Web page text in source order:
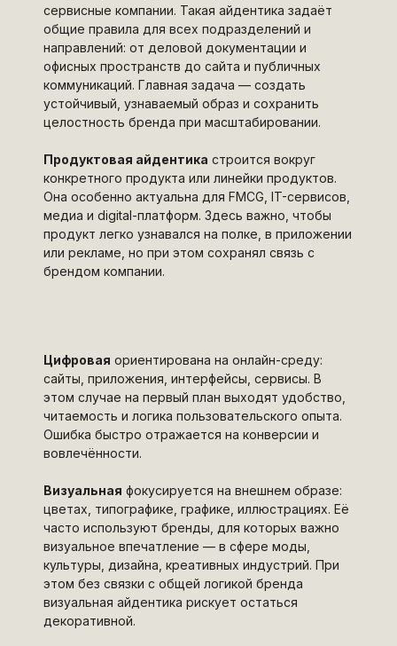
сервисные компании. Такая айдентика задаёт
общие правила для всех подразделений и
направлений: от деловой документации и
офисных пространств до сайта и публичных
коммуникаций. Главная задача — создать
устойчивый, узнаваемый образ и сохранить
целостность бренда при масштабировании.
Продуктовая айдентика строится вокруг
конкретного продукта или линейки продуктов.
Она особенно актуальна для FMCG, IT-сервисов,
медиа и digital-платформ. Здесь важно, чтобы
продукт легко узнавался на полке, в приложении
или рекламе, но при этом сохранял связь с
брендом компании.
Цифровая ориентирована на онлайн-среду:
сайты, приложения, интерфейсы, сервисы. В
этом случае на первый план выходят удобство,
читаемость и логика пользовательского опыта.
Ошибка быстро отражается на конверсии и
вовлечённости.
Визуальная фокусируется на внешнем образе:
цветах, типографике, графике, иллюстрациях. Её
часто используют бренды, для которых важно
визуальное впечатление — в сфере моды,
культуры, дизайна, креативных индустрий. При
этом без связки с общей логикой бренда
визуальная айдентика рискует остаться
декоративной.